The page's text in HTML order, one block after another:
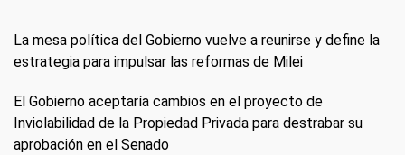
La mesa política del Gobierno vuelve a reunirse y define la
estrategia para impulsar las reformas de Milei
El Gobierno aceptaría cambios en el proyecto de
Inviolabilidad de la Propiedad Privada para destrabar su
aprobación en el Senado